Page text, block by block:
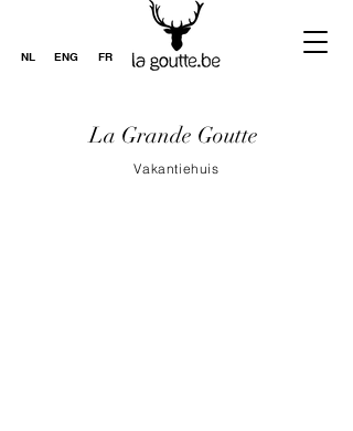
NL ENG FR
La Grande Goutte
Vakantiehuis